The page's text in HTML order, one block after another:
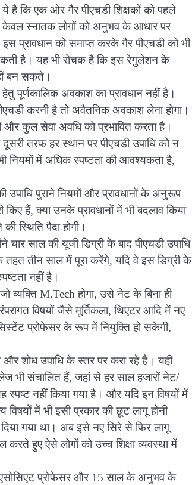
है कि एक ओर गैर पीएचडी शिक्षकों को पहले
केवल स्नातक लोगों को अनुभव के आधार पर
इस प्रावधान को समाप्त करके गैर पीएचडी को भी
है। यह भी रोचक है कि इस रेगुलेशन के
बन सकते।
पूर्णकालिक अवकाश का प्रावधान नहीं है।
करनी है तो अवैतनिक अवकाश लेना होगा।
और कुल सेवा अवधि को प्रभावित करता है।
तरफ हर स्थान पर पीएचडी उपाधि को न
नियमों में अधिक स्पष्टता की आवश्यकता है,
उपाधि पुराने नियमों और प्रावधानों के अनुरूप
हैं, क्या उनके प्रावधानों में भी बदलाव किया
स्थिति पैदा होगी।
साल की यूजी डिग्री के बाद पीएचडी उपाधि
तहत तीन साल में पूरा करेंगे, यदि वे इस डिग्री के
नहीं है।
व्यक्ति M.Tech होगा, उसे नेट के बिना ही
विषयों जैसे मूर्तिकला, थिएटर आदि में नए
प्रोफेसर के रूप में नियुक्ति हो सकेगी,
शोध उपाधि के स्तर पर करा रहे हैं। यही
भी संचालित हैं, जहां से हर साल हजारों नेट/
स्पष्ट नहीं किया गया है। और यदि इन विषयों में
में भी इसी प्रकार की छूट लागू होनी
दिया गया था। अब इसे नए सिरे से फिर लागू
हुए ऐसे लोगों को उच्च शिक्षा व्यवस्था में
प्रोफेसर और 15 साल के अनुभव के